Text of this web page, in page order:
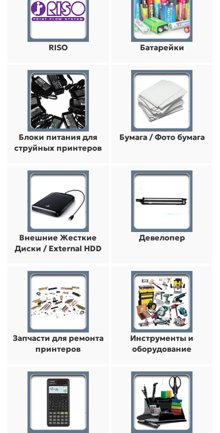
RISO Батарейки
Блоки питания для
струйных принтеров
Бумага / Фото бумага
Внешние Жесткие
Диски / External HDD
Девелопер
Запчасти для ремонта
принтеров
Инструменты и
оборудование